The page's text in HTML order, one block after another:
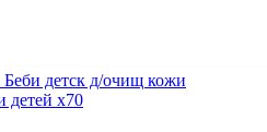
детск д/очищ кожи
детей x70